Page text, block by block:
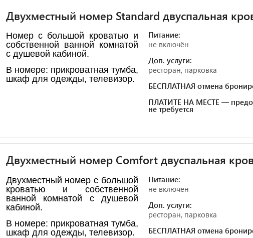
Двухместный номер Standard двуспальная
Номер с большой кроватью и
собственной ванной комнатой
с душевой кабиной.
В номере: прикроватная тумба,
шкаф для одежды, телевизор.
Питание:
не включён
Доп. услуги:
ресторан, парковка
БЕСПЛАТНАЯ отмена
ПЛАТИТЕ НА МЕСТЕ —
не требуется
Двухместный номер Comfort двуспальная
Двухместный номер с большой
кроватью и собственной
ванной комнатой с душевой
кабиной.
В номере: прикроватная тумба,
шкаф для одежды, телевизор.
Питание:
не включён
Доп. услуги:
ресторан, парковка
БЕСПЛАТНАЯ отмена